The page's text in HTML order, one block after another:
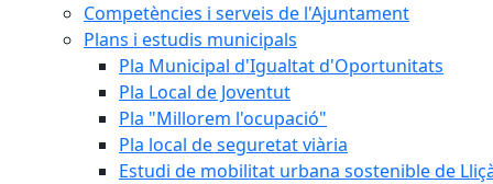
Competències i serveis de l'Ajuntament
Plans i estudis municipals
Pla Municipal d'Igualtat d'Oportunitats
Pla Local de Joventut
Pla "Millorem l'ocupació"
Pla local de seguretat viària
Estudi de mobilitat urbana sostenible de